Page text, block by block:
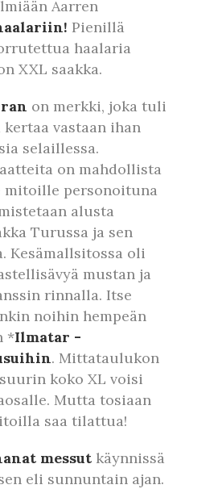
Aarren
Pienillä
haalaria
XXL saakka.
on merkki, joka tuli
vastaan ihan
selaillessa.
on mahdollista
personoituna
alusta
Turussa ja sen
Kesämallsitossa oli
mustan ja
rinnalla. Itse
noihin hempeän
*Ilmatar -
. Mittataulukon
koko XL voisi
Mutta tosiaan
saa tilattua!
messut käynnissä
eli sunnuntain ajan.